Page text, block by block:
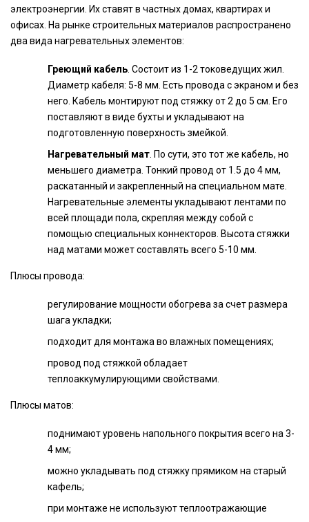
электроэнергии. Их ставят в частных домах, квартирах и
офисах. На рынке строительных материалов распространено
два вида нагревательных элементов:
Греющий кабель. Состоит из 1-2 токоведущих жил.
Диаметр кабеля: 5-8 мм. Есть провода с экраном и без
него. Кабель монтируют под стяжку от 2 до 5 см. Его
поставляют в виде бухты и укладывают на
подготовленную поверхность змейкой.
Нагревательный мат. По сути, это тот же кабель, но
меньшего диаметра. Тонкий провод от 1.5 до 4 мм,
раскатанный и закрепленный на специальном мате.
Нагревательные элементы укладывают лентами по
всей площади пола, скрепляя между собой с
помощью специальных коннекторов. Высота стяжки
над матами может составлять всего 5-10 мм.
Плюсы провода:
регулирование мощности обогрева за счет размера
шага укладки;
подходит для монтажа во влажных помещениях;
провод под стяжкой обладает
теплоаккумулирующими свойствами.
Плюсы матов:
поднимают уровень напольного покрытия всего на 3-
4 мм;
можно укладывать под стяжку прямиком на старый
кафель;
при монтаже не используют теплоотражающие